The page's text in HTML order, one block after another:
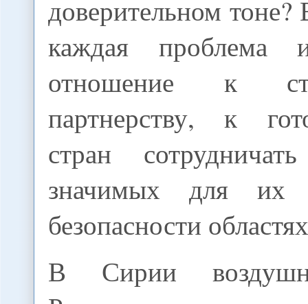
доверительном тоне?
каждая проблема
отношение к
партнерству, к
стран
значимых для их
безопасности
В Сирии